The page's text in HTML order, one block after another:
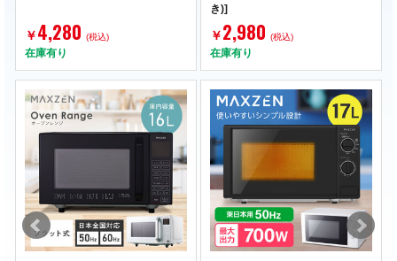
￥4,280 (税込)
在庫有り
き)]
￥2,980 (税込)
在庫有り